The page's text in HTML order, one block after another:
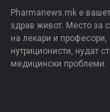
Pharmanews.mk е
здрав живот. Место за
на лекари и професори,
нутриционисти, нудат
медицински проблеми.